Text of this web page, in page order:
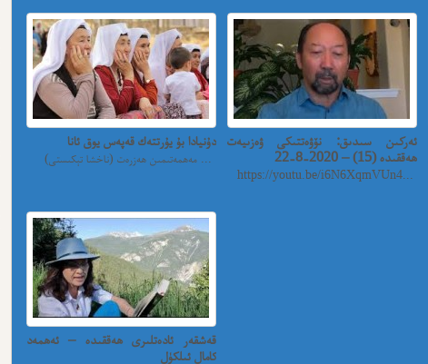
دۇنيادا بۇ يۇرتتەك قەپەس يوق ئانا
مەھمەتىمىن ھەزرەت (ناخشا تېكىستى) ...
ئەركىن سىدىق: نۆۋەتتىكى ۋەزىيەت
ھەققىدە (15) – 2020-8-22
https://youtu.be/i6N6XqmVUn4...
قەشقەر ئادەتلىرى ھەققىدە – ئەھمەد
كامال ئىلكۈل